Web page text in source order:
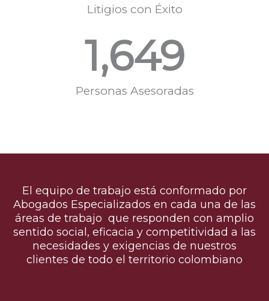
Litigios con Éxito
Personas Asesoradas
1,649
El equipo de trabajo está conformado por
Abogados Especializados en cada una de las
áreas de trabajo que responden con amplio
sentido social, eficacia y competitividad a las
necesidades y exigencias de nuestros
clientes de todo el territorio colombiano